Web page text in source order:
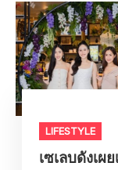
LIFESTYLE​
เซเลบดังเผ